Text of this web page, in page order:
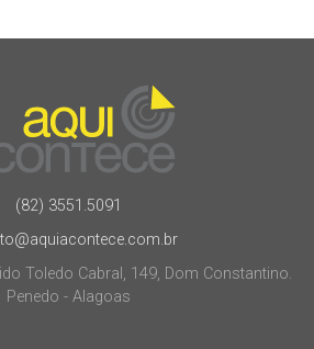
(82) 3551.5091
Toledo Cabral, 149, Dom Constantino.
Penedo - Alagoas